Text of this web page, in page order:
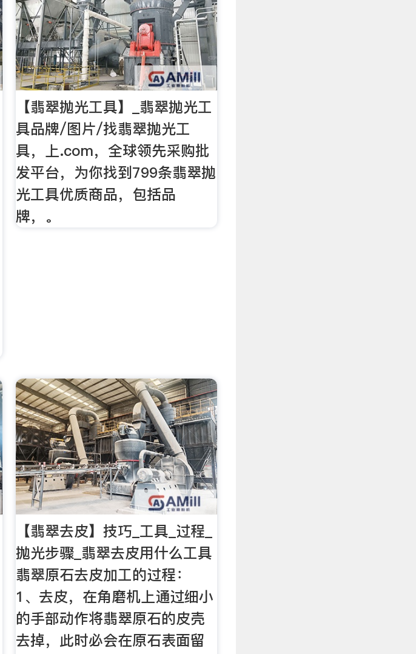
【翡翠抛光工具】_翡翠抛光工
具品牌/图片/找翡翠抛光工
具，上.com，全球领先采购批
发平台，为你找到799条翡翠抛
光工具优质商品，包括品
牌，。
【翡翠去皮】技巧_工具_过程_
抛光步骤_翡翠去皮用什么工具
翡翠原石去皮加工的过程：
1、去皮，在角磨机上通过细小
的手部动作将翡翠原石的皮壳
去掉，此时必会在原石表面留